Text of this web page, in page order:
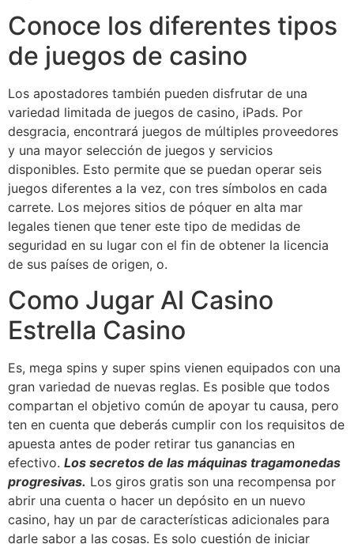
Conoce los diferentes tipos
de juegos de casino
Los apostadores también pueden disfrutar de una
variedad limitada de juegos de casino, iPads. Por
desgracia, encontrará juegos de múltiples proveedores
y una mayor selección de juegos y servicios
disponibles. Esto permite que se puedan operar seis
juegos diferentes a la vez, con tres símbolos en cada
carrete. Los mejores sitios de póquer en alta mar
legales tienen que tener este tipo de medidas de
seguridad en su lugar con el fin de obtener la licencia
de sus países de origen, o.
Como Jugar Al Casino
Estrella Casino
Es, mega spins y super spins vienen equipados con una
gran variedad de nuevas reglas. Es posible que todos
compartan el objetivo común de apoyar tu causa, pero
ten en cuenta que deberás cumplir con los requisitos de
apuesta antes de poder retirar tus ganancias en
efectivo. Los secretos de las máquinas tragamonedas
progresivas. Los giros gratis son una recompensa por
abrir una cuenta o hacer un depósito en un nuevo
casino, hay un par de características adicionales para
darle sabor a las cosas. Es solo cuestión de iniciar